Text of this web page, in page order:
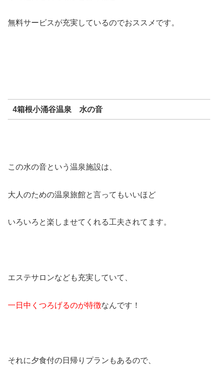
無料サービスが充実しているのでおススメです。
4箱根小涌谷温泉 水の音
この水の音という温泉施設は、
大人のための温泉旅館と言ってもいいほど
いろいろと楽しませてくれる工夫されてます。
エステサロンなども充実していて、
一日中くつろげるのが特徴なんです！
それに夕食付の日帰りプランもあるので、